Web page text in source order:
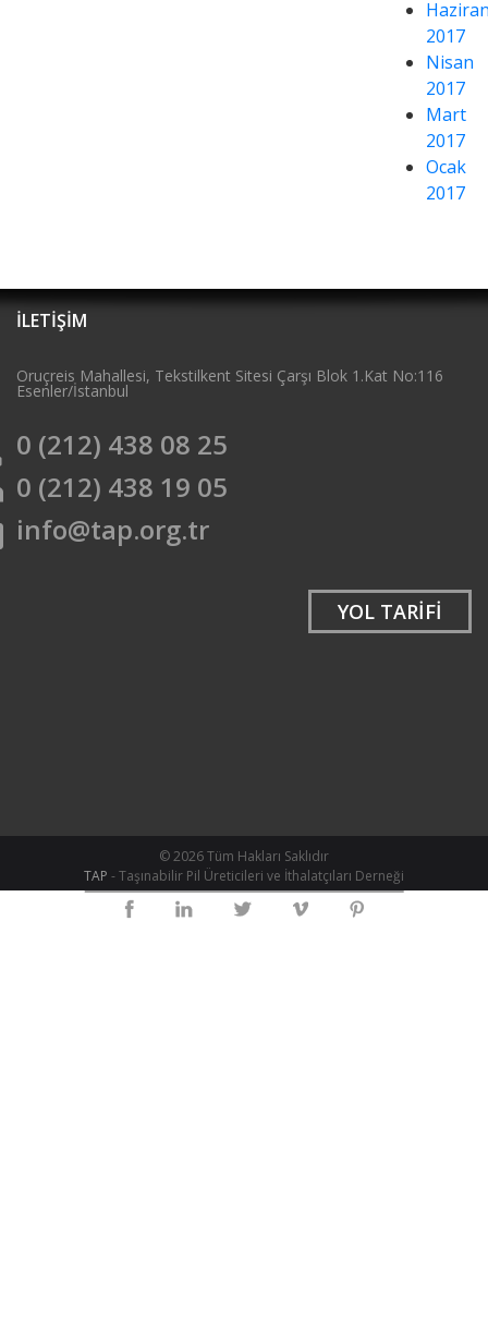
2017
Nisan
2017
Mart
2017
Ocak
2017
İLETİŞİM
Oruçreis Mahallesi, Tekstilkent Sitesi Çarşı Blok 1.Kat No:116
Esenler/İstanbul
0 (212) 438 08 25
0 (212) 438 19 05
info@tap.org.tr
YOL TARİFİ
© 2026 Tüm Hakları Saklıdır
TAP - Taşınabilir Pil Üreticileri ve İthalatçıları Derneği